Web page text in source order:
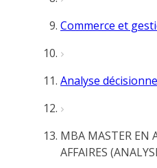
Commerce et
Analyse
MBA MASTER EN
AFFAIRES